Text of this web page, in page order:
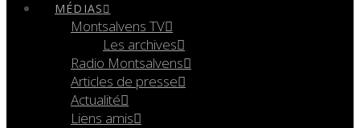
MÉDIAS
Montsalvens TV
Les archives
Radio Montsalvens
Articles de presse
Actualité
Liens amis